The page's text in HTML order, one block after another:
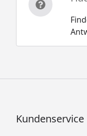
Kundenservice